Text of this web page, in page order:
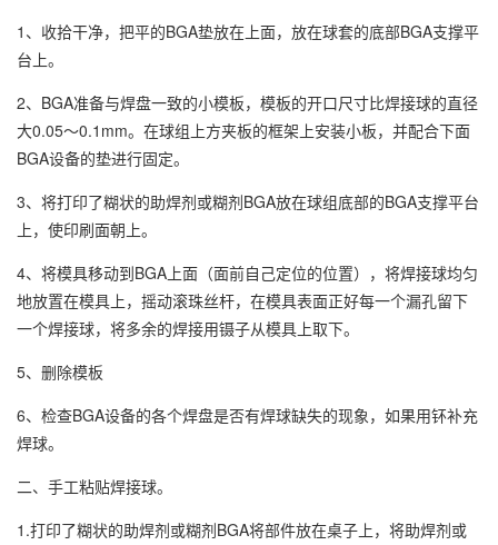
1、收拾干净，把平的BGA垫放在上面，放在球套的底部BGA支撑平
台上。
2、BGA准备与焊盘一致的小模板，模板的开口尺寸比焊接球的直径
大0.05～0.1mm。在球组上方夹板的框架上安装小板，并配合下面
BGA设备的垫进行固定。
3、将打印了糊状的助焊剂或糊剂BGA放在球组底部的BGA支撑平台
上，使印刷面朝上。
4、将模具移动到BGA上面（面前自己定位的位置），将焊接球均匀
地放置在模具上，摇动滚珠丝杆，在模具表面正好每一个漏孔留下
一个焊接球，将多余的焊接用镊子从模具上取下。
5、删除模板
6、检查BGA设备的各个焊盘是否有焊球缺失的现象，如果用钚补充
焊球。
二、手工粘贴焊接球。
1.打印了糊状的助焊剂或糊剂BGA将部件放在桌子上，将助焊剂或